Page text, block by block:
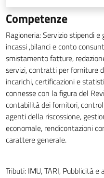
Competenze
Ragioneria: Servizio stipendi
incassi ,bilanci e conto
smistamento fatture,
servizi, contratti per forniture
incarichi, certificazioni e
connesse con la figura del
contabilità dei fornitori,
agenti della riscossione,
economale, rendicontazioni
carattere generale.
Tributi: IMU, TARI, Pubblicità e